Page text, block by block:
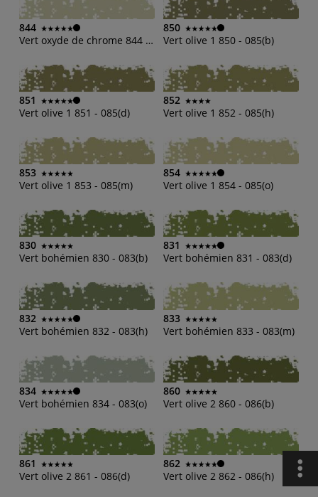
844
Vert oxyde de chrome 844 - 084(o)
850
Vert olive 1 850 - 085(b)
851
Vert olive 1 851 - 085(d)
852
Vert olive 1 852 - 085(h)
853
Vert olive 1 853 - 085(m)
854
Vert olive 1 854 - 085(o)
830
Vert bohémien 830 - 083(b)
831
Vert bohémien 831 - 083(d)
832
Vert bohémien 832 - 083(h)
833
Vert bohémien 833 - 083(m)
834
Vert bohémien 834 - 083(o)
860
Vert olive 2 860 - 086(b)
861
Vert olive 2 861 - 086(d)
862
Vert olive 2 862 - 086(h)